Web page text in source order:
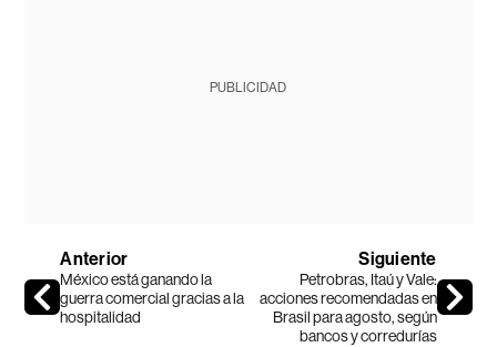
PUBLICIDAD
Anterior
México está ganando la
guerra comercial gracias a la
hospitalidad
Siguiente
Petrobras, Itaú y Vale:
acciones recomendadas en
Brasil para agosto, según
bancos y corredurías